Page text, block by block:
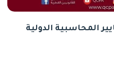
المحاسبية الدولية